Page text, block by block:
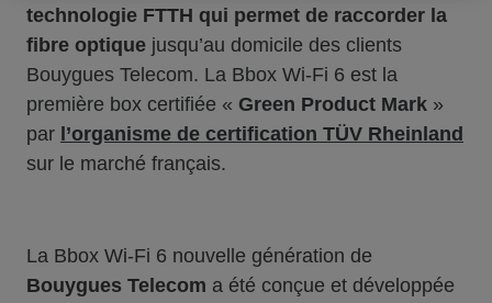
technologie FTTH qui permet de raccorder la
fibre optique jusqu’au domicile des clients
Bouygues Telecom. La Bbox Wi-Fi 6 est la
première box certifiée « Green Product Mark »
par l’organisme de certification TÜV Rheinland
sur le marché français.
La Bbox Wi-Fi 6 nouvelle génération de
Bouygues Telecom a été conçue et développée